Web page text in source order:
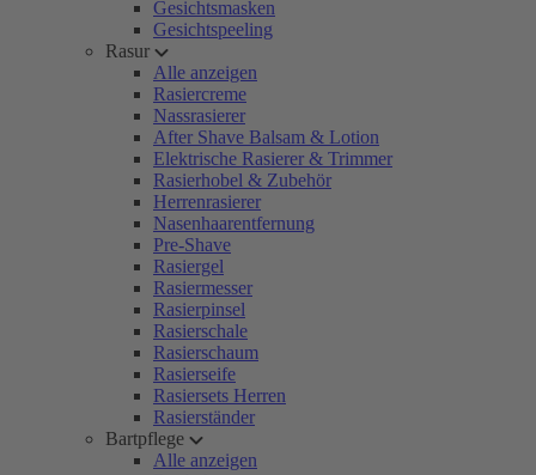
Gesichtsmasken
Gesichtspeeling
Rasur
Alle anzeigen
Rasiercreme
Nassrasierer
After Shave Balsam & Lotion
Elektrische Rasierer & Trimmer
Rasierhobel & Zubehör
Herrenrasierer
Nasenhaarentfernung
Pre-Shave
Rasiergel
Rasiermesser
Rasierpinsel
Rasierschale
Rasierschaum
Rasierseife
Rasiersets Herren
Rasierständer
Bartpflege
Alle anzeigen